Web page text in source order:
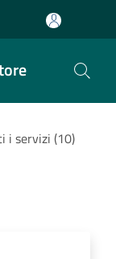
i servizi (10)